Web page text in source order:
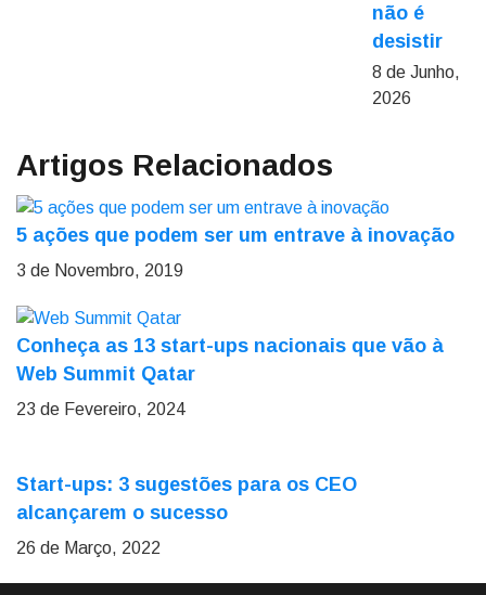
não é
desistir
8 de Junho,
2026
Artigos Relacionados
5 ações que podem ser um entrave à inovação
3 de Novembro, 2019
Conheça as 13 start-ups nacionais que vão à
Web Summit Qatar
23 de Fevereiro, 2024
Start-ups: 3 sugestões para os CEO
alcançarem o sucesso
26 de Março, 2022